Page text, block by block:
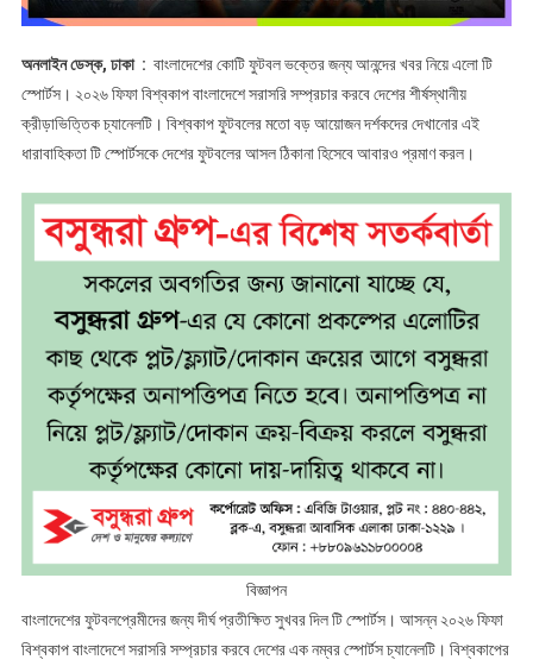
অনলাইন ডেস্ক, ঢাকা : বাংলাদেশের কোটি ফুটবল ভক্তের জন্য আনন্দের খবর নিয়ে এলো টি
স্পোর্টস। ২০২৬ ফিফা বিশ্বকাপ বাংলাদেশে সরাসরি সম্প্রচার করবে দেশের শীর্ষস্থানীয়
ক্রীড়াভিত্তিক চ্যানেলটি। বিশ্বকাপ ফুটবলের মতো বড় আয়োজন দর্শকদের দেখানোর এই
ধারাবাহিকতা টি স্পোর্টসকে দেশের ফুটবলের আসল ঠিকানা হিসেবে আবারও প্রমাণ করল।
বিজ্ঞাপন
বাংলাদেশের ফুটবলপ্রেমীদের জন্য দীর্ঘ প্রতীক্ষিত সুখবর দিল টি স্পোর্টস। আসন্ন ২০২৬ ফিফা
বিশ্বকাপ বাংলাদেশে সরাসরি সম্প্রচার করবে দেশের এক নম্বর স্পোর্টস চ্যানেলটি। বিশ্বকাপের